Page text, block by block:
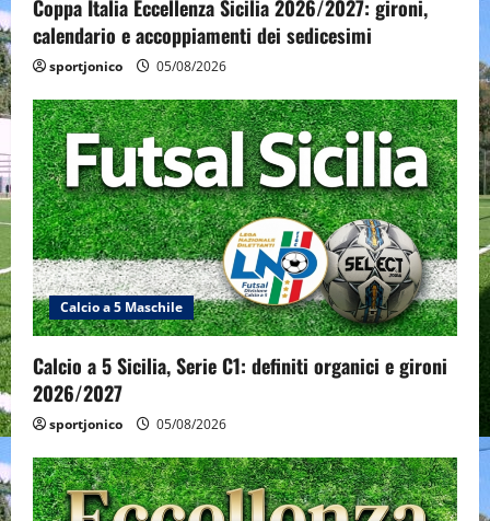
Coppa Italia Eccellenza Sicilia 2026/2027: gironi,
calendario e accoppiamenti dei sedicesimi
sportjonico 05/08/2026
Calcio a 5 Maschile
Calcio a 5 Sicilia, Serie C1: definiti organici e gironi
2026/2027
sportjonico 05/08/2026